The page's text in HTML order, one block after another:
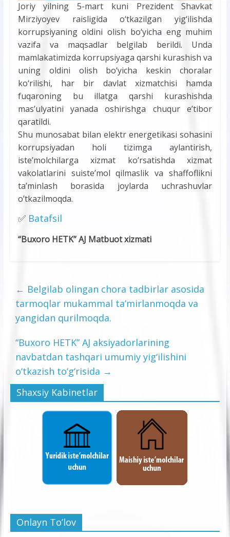
Joriy yilning 5-mart kuni Prezident Shavkat
Mirziyoyev raisligida o‘tkazilgan yig‘ilishda
korrupsiyaning oldini olish bo‘yicha eng muhim
vazifa va maqsadlar belgilab berildi. Unda
mamlakatimizda korrupsiyaga qarshi kurashish va
uning oldini olish bo‘yicha keskin choralar
ko‘rilishi, har bir davlat xizmatchisi hamda
fuqaroning bu illatga qarshi kurashishda
mas’ulyatini yanada oshirishga chuqur e’tibor
qaratildi.
Shu munosabat bilan elektr energetikasi sohasini
korrupsiyadan holi tizimga aylantirish,
iste’molchilarga xizmat ko’rsatishda xizmat
vakolatlarini suiste’mol qilmaslik va shaffoflikni
ta’minlash borasida joylarda uchrashuvlar
o’tkazilmoqda.
✅ Batafsil
“Buxoro HETK” AJ Matbuot xizmati
← Belgilab olingan chora tadbirlar asosida
tarmoqlar mukammal ta’mirlanmoqda va
yangidan qurilmoqda.
“Buxoro HETK” AJ aksiyadorlarining
navbatdan tashqari umumiy yig‘ilishini
o‘tkazish to‘g‘risida →
Shaxsiy Kabinetlar
Onlayn To’lov